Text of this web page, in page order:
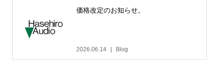
価格改定のお知らせ。
2026.06.14 Blog